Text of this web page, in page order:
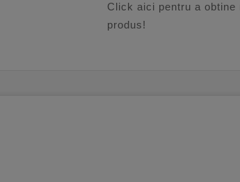
Click aici pentru a
produs!